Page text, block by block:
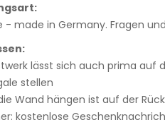
- made in Germany. Fragen
lässt sich auch prima auf
stellen
Wand hängen ist auf der
kostenlose